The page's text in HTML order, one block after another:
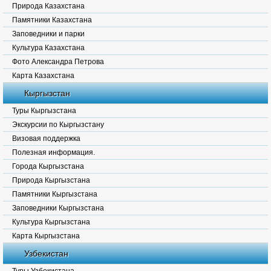
Природа Казахстана
Памятники Казахстана
Заповедники и парки
Культура Казахстана
Фото Александра Петрова
Карта Казахстана
Кыргызстан
Туры Кыргызстана
Экскурсии по Кыргызстану
Визовая поддержка
Полезная информация.
Города Кыргызстана
Природа Кыргызстана
Памятники Кыргызстана
Заповедники Кыргызстана
Культура Кыргызстана
Карта Кыргызстана
Узбекистан